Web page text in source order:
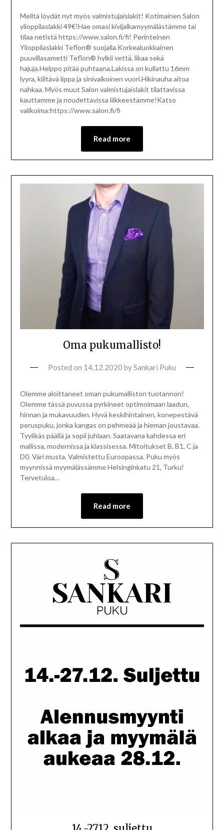
Meiltä löydät nyt myös valmistujaislakit! Kotimainen Salon
ylioppilaslakki 49€!Hae omasi kivijalkamyymälästämme tai
tilaa netistä https://www.salon.fi/fi! Perinteinen
Ylioppilaslakki Teflon® suojalla.Korkealuokkainen
puuvillasametti Teflon® hylkii vettä, likaa sekä
hajuja.Helppo pitää puhtaana.Lakissa on kullattu 16mm
lyyra, kiiltävä lippa ja sinivalkoinen vuori.Hikinauha aitoa
nahkaa. Myös muut Salon valmistujaislakit tilattavissa
kauttamme ja noudettavissa liikkeestämme!Katso
valikoima:https://www.salon.fi/fi
Read more
Oma pukumallisto!
Posted on 14.12.2020 bySankari Puku
Olemme aloittaneet oman pukumalliston tuotannon!
Olemme tässä puvussa pyrkineet optimoimaan laadun,
hinnan ja mukavuuden. Hyvä keskihintainen, konepestävä
peruspuku, jonka kangas on pehmeää ja hieman joustavaa.
Tyylikäs päällä ja sopii juhlaan. Saatavana kahdessa eri
mallissa, modernissa ja klassisessa. Mitoitukset B, B1, C ja
D0. Väri musta. Valmistettu Euroopassa. Puku myös
myynnissä myymälässämme Helsinginkatu 21, Turku!
Tervetuloa…
Read more